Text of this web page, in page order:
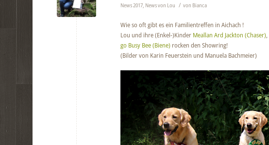
News 2017 News von Lou / von Bianca
Wie so oft gibt es ein Familientreffen in Aichach !
Lou und ihre (Enkel-)Kinder Meallan Ard Jackton (Chaser),
go Busy Bee (Biene) rocken den Showring!
(Bilder von Karin Feuerstein und Manuela Bachmeier)